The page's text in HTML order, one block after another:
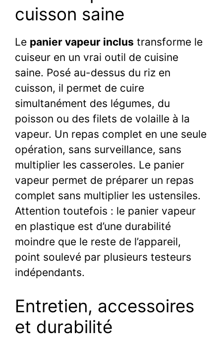
cuisson saine
Le panier vapeur inclus transforme le
cuiseur en un vrai outil de cuisine
saine. Posé au-dessus du riz en
cuisson, il permet de cuire
simultanément des légumes, du
poisson ou des filets de volaille à la
vapeur. Un repas complet en une seule
opération, sans surveillance, sans
multiplier les casseroles. Le panier
vapeur permet de préparer un repas
complet sans multiplier les ustensiles.
Attention toutefois : le panier vapeur
en plastique est d’une durabilité
moindre que le reste de l’appareil,
point soulevé par plusieurs testeurs
indépendants.
Entretien, accessoires
et durabilité